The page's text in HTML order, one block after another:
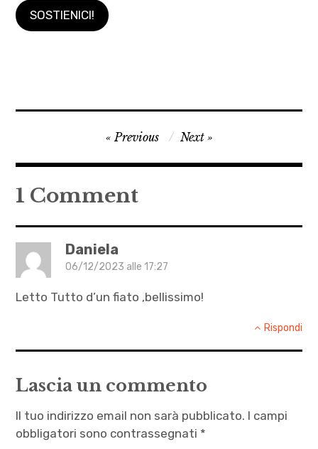
SOSTIENICI!
bandiera
Camorra
,
Cappuccetto
Cobain
letteratura
,
Navigazione
articoli
Previous Next
1 Comment
Daniela
06/12/2023 alle 17:27
Letto Tutto d’un fiato ,bellissimo!
Rispondi
Lascia un commento
Il tuo indirizzo email non sarà pubblicato. I campi
obbligatori sono contrassegnati *